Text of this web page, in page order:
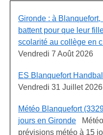
Gironde : à
battent pour que leur
scolarité au collège en
Vendredi 7 Août 2026
ES Blanquefort
Vendredi 31 Juillet 2026
Météo Blanquefort
jours en Gironde
prévisions météo à 15